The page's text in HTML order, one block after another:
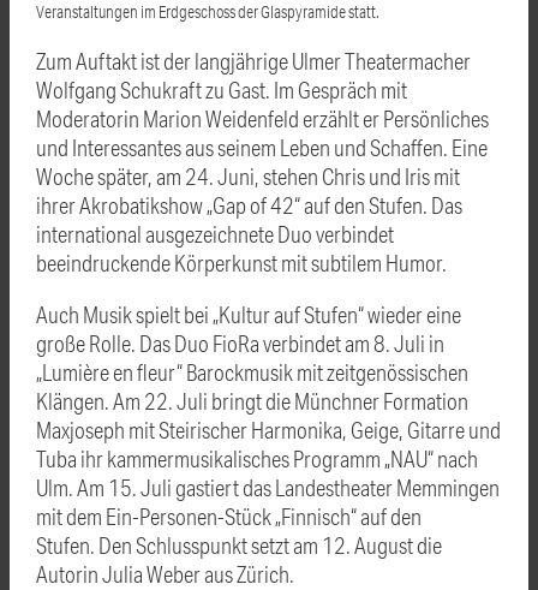
Veranstaltungen im Erdgeschoss der Glaspyramide statt.
Zum Auftakt ist der langjährige Ulmer Theatermacher
Wolfgang Schukraft zu Gast. Im Gespräch mit
Moderatorin Marion Weidenfeld erzählt er Persönliches
und Interessantes aus seinem Leben und Schaffen. Eine
Woche später, am 24. Juni, stehen Chris und Iris mit
ihrer Akrobatikshow „Gap of 42“ auf den Stufen. Das
international ausgezeichnete Duo verbindet
beeindruckende Körperkunst mit subtilem Humor.
Auch Musik spielt bei „Kultur auf Stufen“ wieder eine
große Rolle. Das Duo FioRa verbindet am 8. Juli in
„Lumière en fleur“ Barockmusik mit zeitgenössischen
Klängen. Am 22. Juli bringt die Münchner Formation
Maxjoseph mit Steirischer Harmonika, Geige, Gitarre und
Tuba ihr kammermusikalisches Programm „NAU“ nach
Ulm. Am 15. Juli gastiert das Landestheater Memmingen
mit dem Ein-Personen-Stück „Finnisch“ auf den
Stufen. Den Schlusspunkt setzt am 12. August die
Autorin Julia Weber aus Zürich.